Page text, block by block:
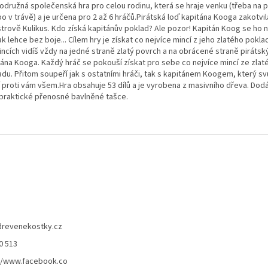
společenská hra pro celou rodinu, která se hraje venku (třeba na
v trávě) a je určena pro 2 až 6 hráčů.Pirátská loď kapitána Kooga
Kulikus. Kdo získá kapitánův poklad? Ale pozor! Kapitán Koog se ho
lehce bez boje... Cílem hry je získat co nejvíce mincí z jeho zlatého
vidíš vždy na jedné straně zlatý povrch a na obrácené straně
Kooga. Každý hráč se pokouší získat pro sebe co nejvíce mincí ze
Přitom soupeří jak s ostatními hráči, tak s kapitánem Koogem, který
vám všem.Hra obsahuje 53 dílů a je vyrobena z masivního dřeva.
přenosné bavlněné tašce.
513